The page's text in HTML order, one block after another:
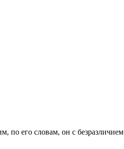
по его словам, он с безразличием